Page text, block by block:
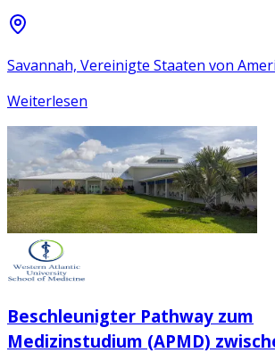
Savannah, Vereinigte Staaten von
Weiterlesen
Beschleunigter Pathway zum
Medizinstudium (APMD)